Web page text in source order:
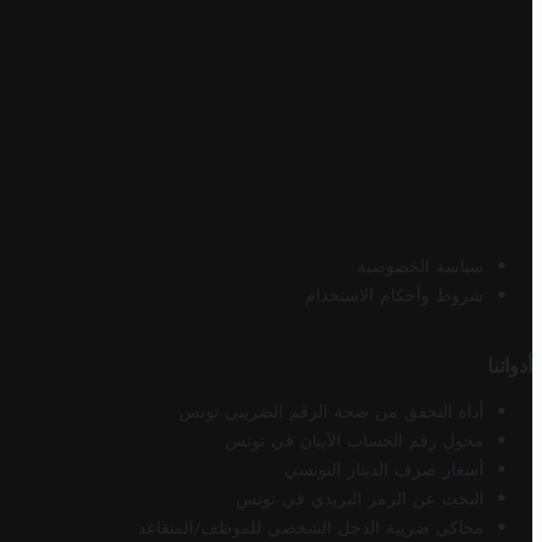
سياسة الخصوصية
شروط وأحكام الاستخدام
أدواتنا
أداة التحقق من صحة الرقم الضريبي تونس
محول رقم الحساب الآيبان في تونس
أسعار صرف الدينار التونسي
البحث عن الرمز البريدي في تونس
محاكي ضريبة الدخل الشخصي للموظف/المتقاعد